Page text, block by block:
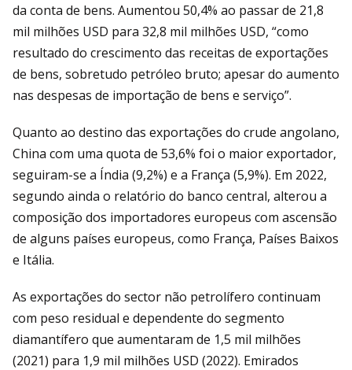
da conta de bens. Aumentou 50,4% ao passar de 21,8
mil milhões USD para 32,8 mil milhões USD, “como
resultado do crescimento das receitas de exportações
de bens, sobretudo petróleo bruto; apesar do aumento
nas despesas de importação de bens e serviço”.
Quanto ao destino das exportações do crude angolano,
China com uma quota de 53,6% foi o maior exportador,
seguiram-se a Índia (9,2%) e a França (5,9%). Em 2022,
segundo ainda o relatório do banco central, alterou a
composição dos importadores europeus com ascensão
de alguns países europeus, como França, Países Baixos
e Itália.
As exportações do sector não petrolífero continuam
com peso residual e dependente do segmento
diamantífero que aumentaram de 1,5 mil milhões
(2021) para 1,9 mil milhões USD (2022). Emirados